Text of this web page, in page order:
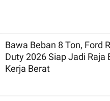
Bawa Beban 8 Ton, Ford
Duty 2026 Siap Jadi Raja
Kerja Berat